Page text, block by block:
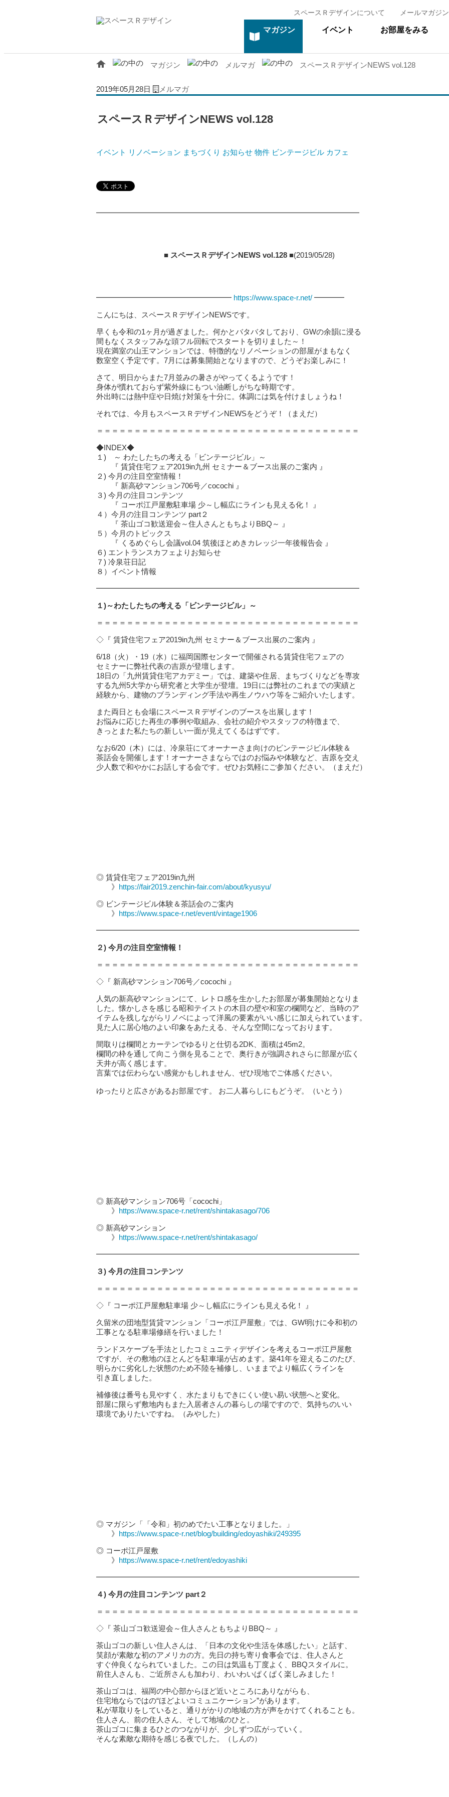
スペースＲデザインについて メールマガジ
マガジン イベント お部屋をみる
マガジン メルマガ スペースＲデザインNEWS vol.128
2019年05月28日 メルマガ
スペースＲデザインNEWS vol.128
イベント リノベーション まちづくり お知らせ 物件 ビンテージビル カフェ
━━━━━━━━━━━━━━━━━━━━━━━━━━━━━━━━━━━
■ スペースＲデザインNEWS vol.128 ■(2019/05/28)
━━━━━━━━━━━━━━━━━━ https://www.space-r.net/ ━━━━
こんにちは、スペースＲデザインNEWSです。
早くも令和の1ヶ月が過ぎました。何かとバタバタしており、GWの余韻に浸る
間もなくスタッフみな頭フル回転でスタートを切りました～！
現在満室の山王マンションでは、特徴的なリノベーションの部屋がまもなく
数室空く予定です。7月には募集開始となりますので、どうぞお楽しみに！
さて、明日からまた7月並みの暑さがやってくるようです！
身体が慣れておらず紫外線にもつい油断しがちな時期です。
外出時には熱中症や日焼け対策を十分に。体調には気を付けましょうね！
それでは、今月もスペースＲデザインNEWSをどうぞ！（まえだ）
＝＝＝＝＝＝＝＝＝＝＝＝＝＝＝＝＝＝＝＝＝＝＝＝＝＝＝＝＝＝＝＝＝＝＝
◆INDEX◆
１) ～ わたしたちの考える「ビンテージビル」～
『 賃貸住宅フェア2019in九州 セミナー＆ブース出展のご案内 』
２) 今月の注目空室情報！
『 新高砂マンション706号／cocochi 』
３) 今月の注目コンテンツ
『 コーポ江戸屋敷駐車場 少～し幅広にラインも見える化！ 』
４）今月の注目コンテンツ part２
『 茶山ゴコ歓送迎会～住人さんともちよりBBQ～ 』
５）今月のトピックス
『 くるめぐらし会議vol.04 筑後ほとめきカレッジ一年後報告会 』
６) エントランスカフェよりお知らせ
７) 冷泉荘日記
８）イベント情報
━━━━━━━━━━━━━━━━━━━━━━━━━━━━━━━━━━━
１)～わたしたちの考える「ビンテージビル」～
＝＝＝＝＝＝＝＝＝＝＝＝＝＝＝＝＝＝＝＝＝＝＝＝＝＝＝＝＝＝＝＝＝＝＝
◇『 賃貸住宅フェア2019in九州 セミナー＆ブース出展のご案内 』
6/18（火）・19（水）に福岡国際センターで開催される賃貸住宅フェアの
セミナーに弊社代表の吉原が登壇します。
18日の「九州賃貸住宅アカデミー」では、建築や住居、まちづくりなどを専攻
する九州5大学から研究者と大学生が登壇。19日には弊社のこれまでの実績と
経験から、建物のブランディング手法や再生ノウハウ等をご紹介いたします。
また両日とも会場にスペースＲデザインのブースを出展します！
お悩みに応じた再生の事例や取組み、会社の紹介やスタッフの特徴まで、
きっとまた私たちの新しい一面が見えてくるはずです。
なお6/20（木）には、冷泉荘にてオーナーさま向けのビンテージビル体験＆
茶話会を開催します！オーナーさまならではのお悩みや体験など、吉原を交え
少人数で和やかにお話しする会です。ぜひお気軽にご参加ください。（まえだ）
◎ 賃貸住宅フェア2019in九州
》 https://fair2019.zenchin-fair.com/about/kyusyu/
◎ ビンテージビル体験＆茶話会のご案内
》 https://www.space-r.net/event/vintage1906
━━━━━━━━━━━━━━━━━━━━━━━━━━━━━━━━━━━
２) 今月の注目空室情報！
＝＝＝＝＝＝＝＝＝＝＝＝＝＝＝＝＝＝＝＝＝＝＝＝＝＝＝＝＝＝＝＝＝＝＝
◇『 新高砂マンション706号／cocochi 』
人気の新高砂マンションにて、レトロ感を生かしたお部屋が募集開始となりま
した。懐かしさを感じる昭和テイストの木目の壁や和室の欄間など、当時のア
イテムを残しながらリノベによって洋風の要素がいい感じに加えられています。
見た人に居心地のよい印象をあたえる、そんな空間になっております。
間取りは欄間とカーテンでゆるりと仕切る2DK、面積は45m2。
欄間の枠を通して向こう側を見ることで、奥行きが強調されさらに部屋が広く
天井が高く感じます。
言葉では伝わらない感覚かもしれません、ぜひ現地でご体感ください。
ゆったりと広さがあるお部屋です。 お二人暮らしにもどうぞ。（いとう）
◎ 新高砂マンション706号「cocochi」
》 https://www.space-r.net/rent/shintakasago/706
◎ 新高砂マンション
》 https://www.space-r.net/rent/shintakasago/
━━━━━━━━━━━━━━━━━━━━━━━━━━━━━━━━━━━
３) 今月の注目コンテンツ
＝＝＝＝＝＝＝＝＝＝＝＝＝＝＝＝＝＝＝＝＝＝＝＝＝＝＝＝＝＝＝＝＝＝＝
◇『 コーポ江戸屋敷駐車場 少～し幅広にラインも見える化！ 』
久留米の団地型賃貸マンション「コーポ江戸屋敷」では、GW明けに令和初の
工事となる駐車場修繕を行いました！
ランドスケープを手法としたコミュニティデザインを考えるコーポ江戸屋敷
ですが、その敷地のほとんどを駐車場が占めます。築41年を迎えるこのたび、
明らかに劣化した状態のため不陸を補修し、いままでより幅広くラインを
引き直しました。
補修後は番号も見やすく、水たまりもできにくい使い易い状態へと変化。
部屋に限らず敷地内もまた入居者さんの暮らしの場ですので、気持ちのいい
環境でありたいですね。（みやした）
◎ マガジン「「令和」初のめでたい工事となりました。」
》 https://www.space-r.net/blog/building/edoyashiki/249395
◎ コーポ江戸屋敷
》 https://www.space-r.net/rent/edoyashiki
━━━━━━━━━━━━━━━━━━━━━━━━━━━━━━━━━━━
４) 今月の注目コンテンツ part２
＝＝＝＝＝＝＝＝＝＝＝＝＝＝＝＝＝＝＝＝＝＝＝＝＝＝＝＝＝＝＝＝＝＝＝
◇『 茶山ゴコ歓送迎会～住人さんともちよりBBQ～ 』
茶山ゴコの新しい住人さんは、「日本の文化や生活を体感したい」と話す、
笑顔が素敵な初のアメリカの方。先日の持ち寄り食事会では、住人さんと
すぐ仲良くなられていました。この日は気温も丁度よく、BBQスタイルに。
前住人さんも、ご近所さんも加わり、わいわいぱくぱく楽しみました！
茶山ゴコは、福岡の中心部からほど近いところにありながらも、
住宅地ならではの“ほどよいコミュニケーション”があります。
私が草取りをしていると、通りがかりの地域の方が声をかけてくれることも。
住人さん、前の住人さん、そして地域のひと。
茶山ゴコに集まるひとのつながりが、少しずつ広がっていく。
そんな素敵な期待を感じる夜でした。（しんの）